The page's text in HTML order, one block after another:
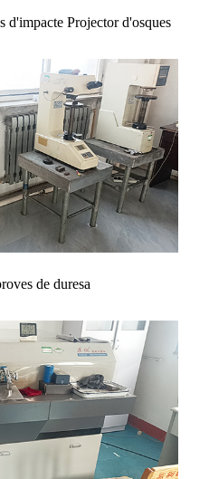
d'impacte Projector d'osques
de duresa